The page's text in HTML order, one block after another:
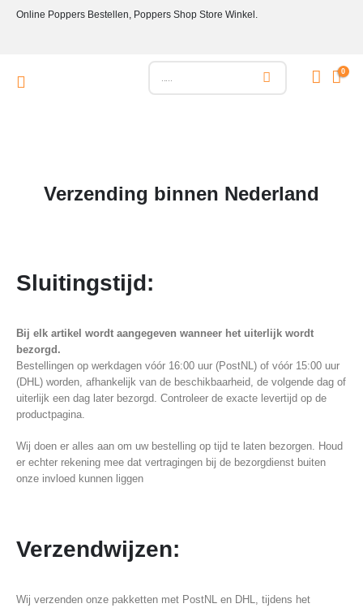
Online Poppers Bestellen, Poppers Shop Store Winkel.
0
Verzending binnen Nederland
Sluitingstijd:
Bij elk artikel wordt aangegeven wanneer het uiterlijk wordt
bezorgd.
Bestellingen op werkdagen vóór 16:00 uur (PostNL) of vóór 15:00 uur
(DHL) worden, afhankelijk van de beschikbaarheid, de volgende dag of
uiterlijk een dag later bezorgd. Controleer de exacte levertijd op de
productpagina.
Wij doen er alles aan om uw bestelling op tijd te laten bezorgen. Houd
er echter rekening mee dat vertragingen bij de bezorgdienst buiten
onze invloed kunnen liggen
Verzendwijzen:
Wij verzenden onze pakketten met PostNL en DHL, tijdens het